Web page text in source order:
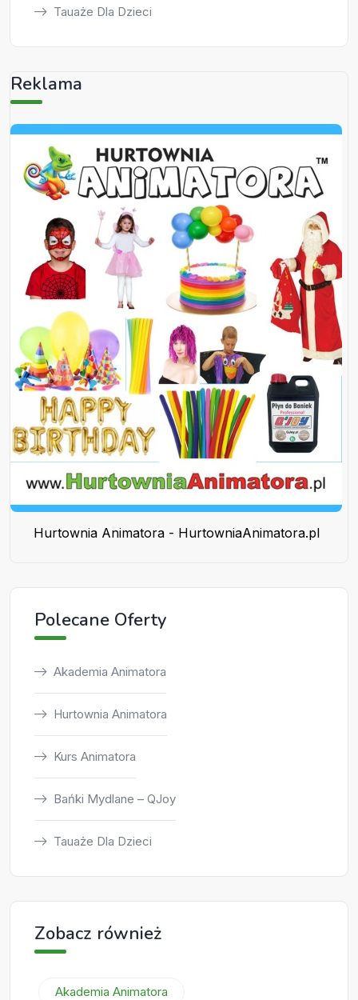
Tauaże Dla Dzieci
Reklama
Hurtownia Animatora - HurtowniaAnimatora.pl
Polecane Oferty
Akademia Animatora
Hurtownia Animatora
Kurs Animatora
Bańki Mydlane – QJoy
Tauaże Dla Dzieci
Zobacz również
Akademia Animatora